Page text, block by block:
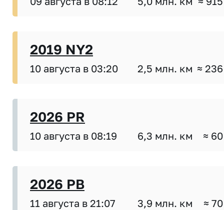
2019 NY2
10 августа в 03:20 2,5 млн. км ≈
2026 PR
10 августа в 08:19 6,3 млн. км ≈
2026 PB
11 августа в 21:07 3,9 млн. км ≈